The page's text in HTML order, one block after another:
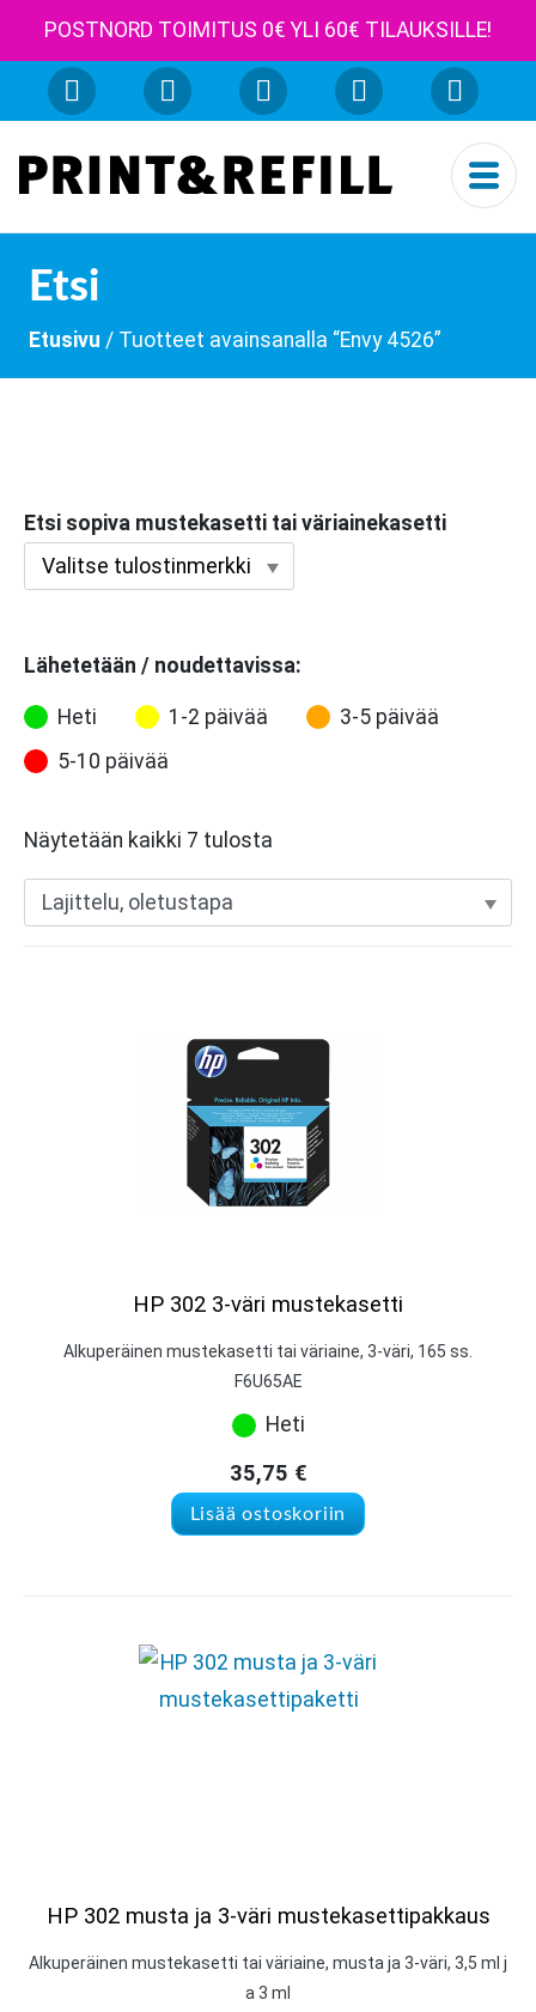
POSTNORD TOIMITUS 0€ YLI 60€ TILAUKSILLE!
Etsi
Etusivu / Tuotteet avainsanalla “Envy 4526”
Etsi sopiva mustekasetti tai väriainekasetti
Lähetetään / noudettavissa:
Heti 1-2 päivää
3-5 päivää
5-10 päivää
Näytetään kaikki 7 tulosta
HP 302 3-väri mustekasetti
Alkuperäinen mustekasetti tai väriaine, 3-väri, 165 ss.
F6U65AE
Heti
35,75 €
Lisää ostoskoriin
HP 302 musta ja 3-väri mustekasettipakkaus
Alkuperäinen mustekasetti tai väriaine, musta ja 3-väri, 3,5 ml j
a 3 ml